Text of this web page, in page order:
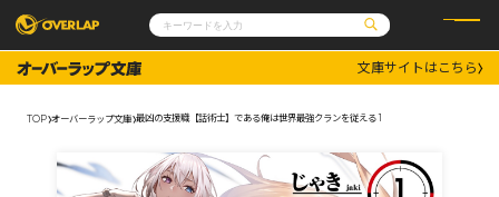
コミックガルド
コミッククリエ
文庫
ノベルス
コミックエッセイ
ポケットモンスター
アニメ
通販・NEWS
OVERLAP STORE
オーバーラップ広報室
文庫サイトはこちら
TOP オーバーラップ文庫 最凶の支援職【話術士】である俺は世界最強クランを従える 1